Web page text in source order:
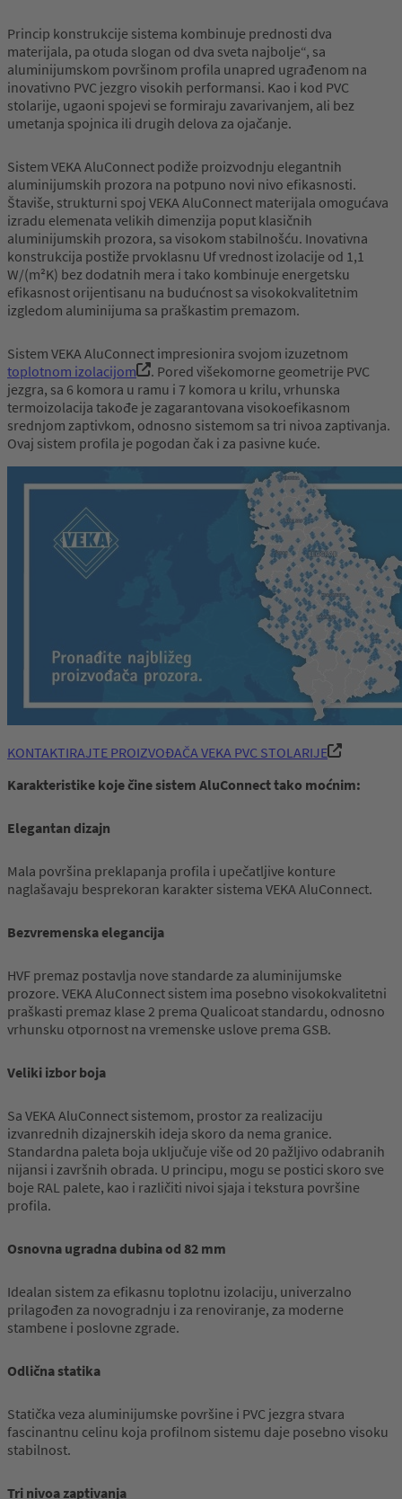
Princip konstrukcije sistema kombinuje prednosti dva
materijala, pa otuda slogan od dva sveta najbolje“, sa
aluminijumskom površinom profila unapred ugrađenom na
inovativno PVC jezgro visokih performansi. Kao i kod PVC
stolarije, ugaoni spojevi se formiraju zavarivanjem, ali bez
umetanja spojnica ili drugih delova za ojačanje.
Sistem VEKA AluConnect podiže proizvodnju elegantnih
aluminijumskih prozora na potpuno novi nivo efikasnosti.
Štaviše, strukturni spoj VEKA AluConnect materijala omogućava
izradu elemenata velikih dimenzija poput klasičnih
aluminijumskih prozora, sa visokom stabilnošću. Inovativna
konstrukcija postiže prvoklasnu Uf vrednost izolacije od 1,1
W/(m²K) bez dodatnih mera i tako kombinuje energetsku
efikasnost orijentisanu na budućnost sa visokokvalitetnim
izgledom aluminijuma sa praškastim premazom.
Sistem VEKA AluConnect impresionira svojom izuzetnom
toplotnom izolacijom
. Pored višekomorne geometrije PVC
jezgra, sa 6 komora u ramu i 7 komora u krilu, vrhunska
termoizolacija takođe je zagarantovana visokoefikasnom
srednjom zaptivkom, odnosno sistemom sa tri nivoa zaptivanja.
Ovaj sistem profila je pogodan čak i za pasivne kuće.
KONTAKTIRAJTE PROIZVOĐAČA VEKA PVC STOLARIJE
Karakteristike koje čine sistem AluConnect tako moćnim:
Elegantan dizajn
Mala površina preklapanja profila i upečatljive konture
naglašavaju besprekoran karakter sistema VEKA AluConnect.
Bezvremenska elegancija
HVF premaz postavlja nove standarde za aluminijumske
prozore. VEKA AluConnect sistem ima posebno visokokvalitetni
praškasti premaz klase 2 prema Qualicoat standardu, odnosno
vrhunsku otpornost na vremenske uslove prema GSB.
Veliki izbor boja
Sa VEKA AluConnect sistemom, prostor za realizaciju
izvanrednih dizajnerskih ideja skoro da nema granice.
Standardna paleta boja uključuje više od 20 pažljivo odabranih
nijansi i završnih obrada. U principu, mogu se postici skoro sve
boje RAL palete, kao i različiti nivoi sjaja i tekstura površine
profila.
Osnovna ugradna dubina od 82 mm
Idealan sistem za efikasnu toplotnu izolaciju, univerzalno
prilagođen za novogradnju i za renoviranje, za moderne
stambene i poslovne zgrade.
Odlična statika
Statička veza aluminijumske površine i PVC jezgra stvara
fascinantnu celinu koja profilnom sistemu daje posebno visoku
stabilnost.
Tri nivoa zaptivanja